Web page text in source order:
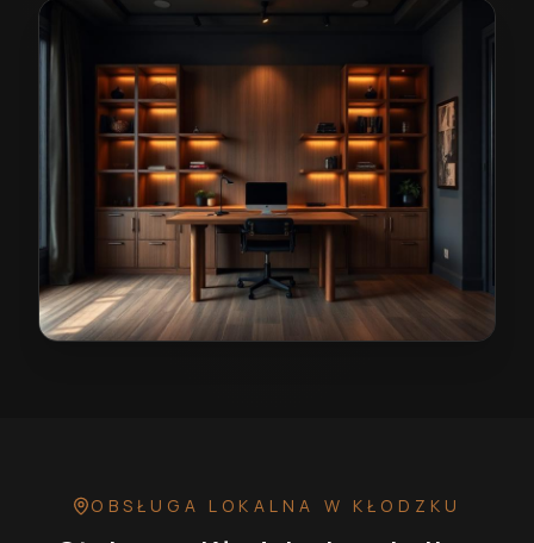
OBSŁUGA LOKALNA W KŁODZKU